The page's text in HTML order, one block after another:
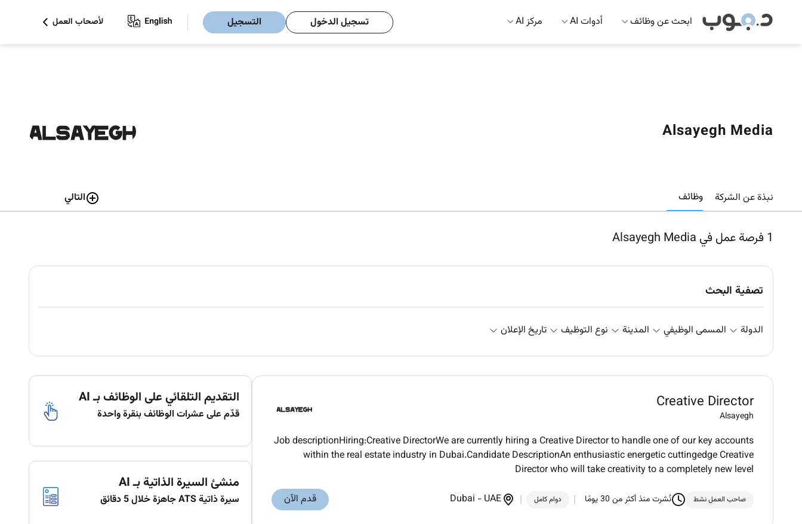
ابحث عن وظائف أدوات AI مركز AI تسجيل الدخول التسجيل لأصحاب العمل
Alsayegh Media
نبذة عن الشركة وظائف التالي
1فرصة عمل في Alsayegh Media
تصفية البحث
الدولة المسمى الوظيفي المدينة نوع التوظيف تاريخ الإعلان
Creative Director
Alsayegh
Job descriptionHiring:Creative DirectorWe are currently hiring a Creative Director to handle one of our key accounts
within the real estate industry in Dubai.Candidate DescriptionAn enthusiastic energetic cuttingedge Creative
Director who will take creativity to a completely new level
صاحب العمل نشط نُشرت منذ أكثر من 30 يومًا دوام كامل Dubai - UAE قدم الآن
التقديم التلقائي على الوظائف بـ AI
قدّم على عشرات الوظائف بنقرة واحدة
منشئ السيرة الذاتية بـ AI
سيرة ذاتية ATS جاهزة خلال 5 دقائق